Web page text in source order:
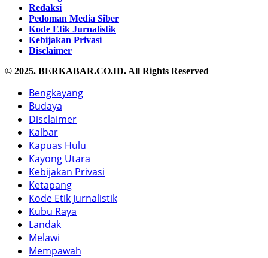
Redaksi
Pedoman Media Siber
Kode Etik Jurnalistik
Kebijakan Privasi
Disclaimer
© 2025. BERKABAR.CO.ID. All Rights Reserved
Bengkayang
Budaya
Disclaimer
Kalbar
Kapuas Hulu
Kayong Utara
Kebijakan Privasi
Ketapang
Kode Etik Jurnalistik
Kubu Raya
Landak
Melawi
Mempawah